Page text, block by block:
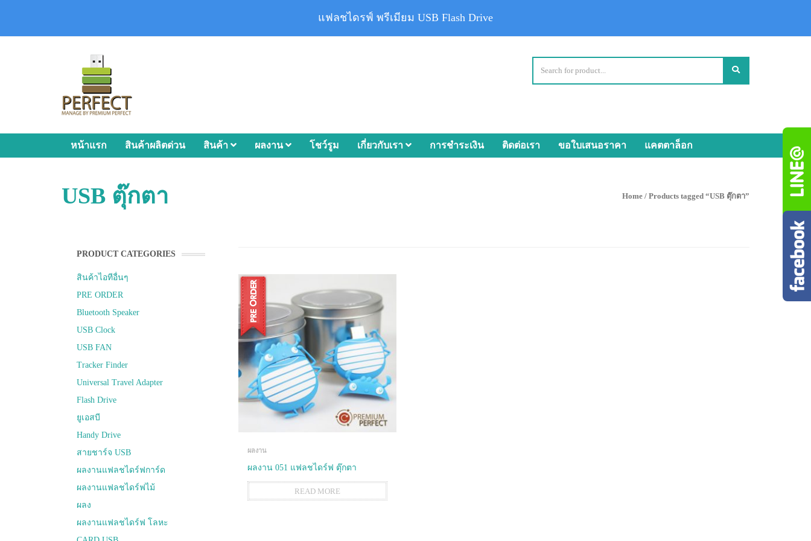
หน้าแรก สินค้าผลิตด่วน สินค้า ผลงาน โชว์รูม เกี่ยวกับเรา การชำระเงิน ติดต่อเรา ขอใบเสนอราคา แคตตาล็อก
USB ตุ๊กตา Home / Products tagged “USB ตุ๊กตา”
PRODUCT CATEGORIES
สินค้าไอทีอื่นๆ
PRE ORDER
Bluetooth Speaker
USB Clock
USB FAN
Tracker Finder
Universal Travel Adapter
Flash Drive
ยูเอสบี
Handy Drive
สายชาร์จ USB
ผลงานแฟลชไดร์ฟการ์ด
ผลงานแฟลชไดร์ฟไม้
ผลง
ผลงานแฟลชไดร์ฟ โลหะ
ผลงาน
ผลงาน 051 แฟลชไดร์ฟ ตุ๊กตา
READ MORE
แฟลชไดรฟ์ พรีเมียม USB Flash Drive